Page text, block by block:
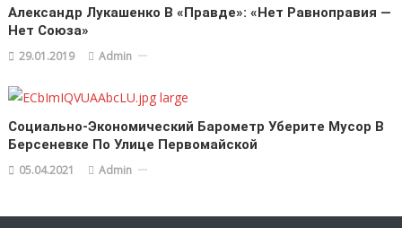
Александр Лукашенко В «Правде»: «Нет Равноправия —
Нет Союза»
29.01.2019 Admin
Социально-Экономический Барометр Уберите Мусор В
Берсеневке По Улице Первомайской
05.04.2021 Admin